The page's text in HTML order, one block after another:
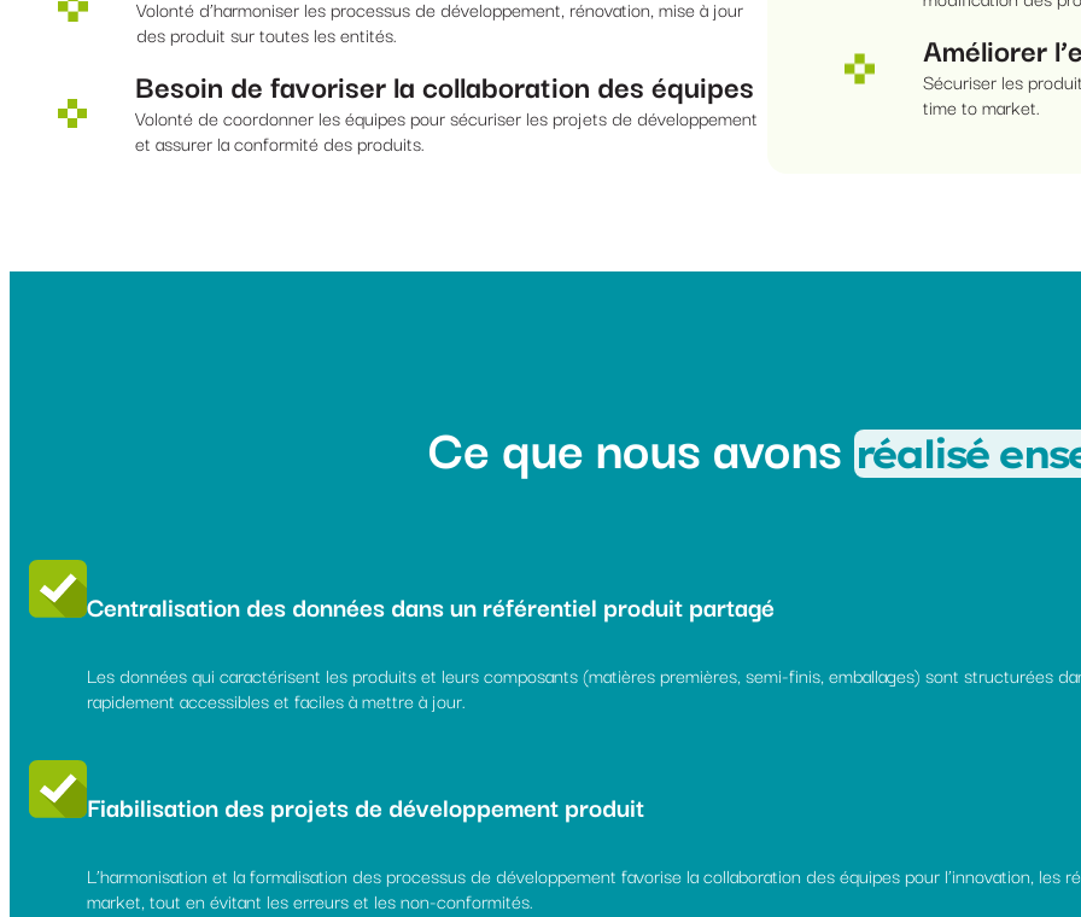
Volonté d’harmoniser les processus de développement, rénovation, mise à jour
des produit sur toutes les entités.
Besoin de favoriser la collaboration des équipes
Volonté de coordonner les équipes pour sécuriser les projets de développement
et assurer la conformité des produits.
Améliorer
Sécuriser les
time to market.
Ce que nous avonsréalisé
Centralisation des données dans un référentiel produit partagé
Les données qui caractérisent les produits et leurs composants (matières premières, semi-finis, emballages) sont structurées
rapidement accessibles et faciles à mettre à jour.
Fiabilisation des projets de développement produit
L’harmonisation et la formalisation des processus de développement favorise la collaboration des équipes pour l’innovation,
market, tout en évitant les erreurs et les non-conformités.